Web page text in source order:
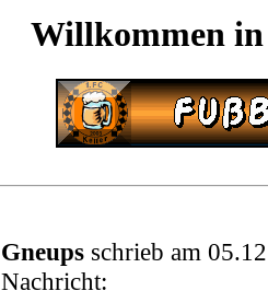
Willkommen
Gneups schrieb am
Nachricht: